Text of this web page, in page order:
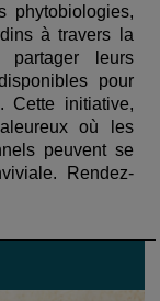
phytobiologies,
à travers la
partager leurs
pour
Cette initiative,
où les
peuvent se
Rendez-